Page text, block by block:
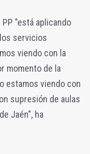
"está aplicando
servicios
viendo con la
momento de la
estamos viendo con
supresión de aulas
Jaén", ha